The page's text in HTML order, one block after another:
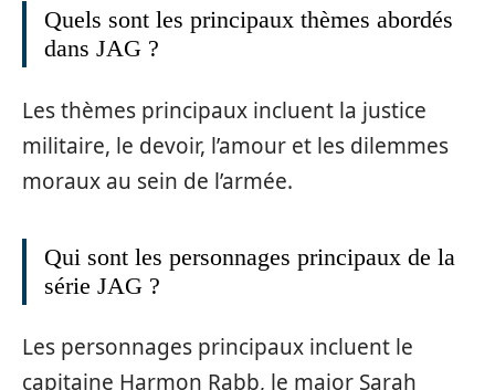
Quels sont les principaux thèmes abordés
dans JAG ?
Les thèmes principaux incluent la justice
militaire, le devoir, l’amour et les dilemmes
moraux au sein de l’armée.
Qui sont les personnages principaux de la
série JAG ?
Les personnages principaux incluent le
capitaine Harmon Rabb, le major Sarah